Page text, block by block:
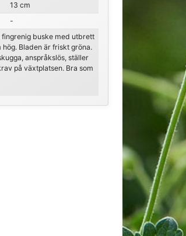
13 cm
-
fingrenig buske med utbrett
hög. Bladen är friskt gröna.
anspråkslös, ställer
på växtplatsen. Bra som